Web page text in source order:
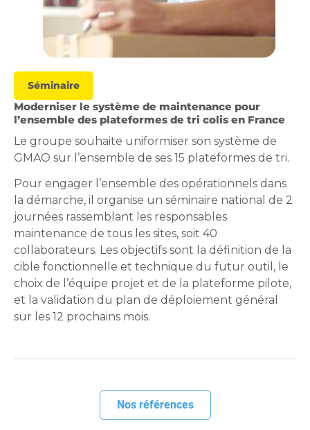
Séminaire
Moderniser le système de maintenance pour
l’ensemble des plateformes de tri colis en France
Le groupe souhaite uniformiser son système de
GMAO sur l’ensemble de ses 15 plateformes de tri.
Pour engager l’ensemble des opérationnels dans
la démarche, il organise un séminaire national de 2
journées rassemblant les responsables
maintenance de tous les sites, soit 40
collaborateurs. Les objectifs sont la définition de la
cible fonctionnelle et technique du futur outil, le
choix de l’équipe projet et de la plateforme pilote,
et la validation du plan de déploiement général
sur les 12 prochains mois.
Nos références